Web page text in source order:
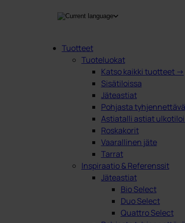
Tuotteet
Tuoteluokat
Katso kaikki tuotteet →
Sisätiloissa
Jäteastiat
Pohjasta
Astiatalli astiat
Roskakorit
Vaarallinen jäte
Tarrat
Inspiraatio & Referenssit
Jäteastiat
Bio Select
Duo Select
Quattro Select